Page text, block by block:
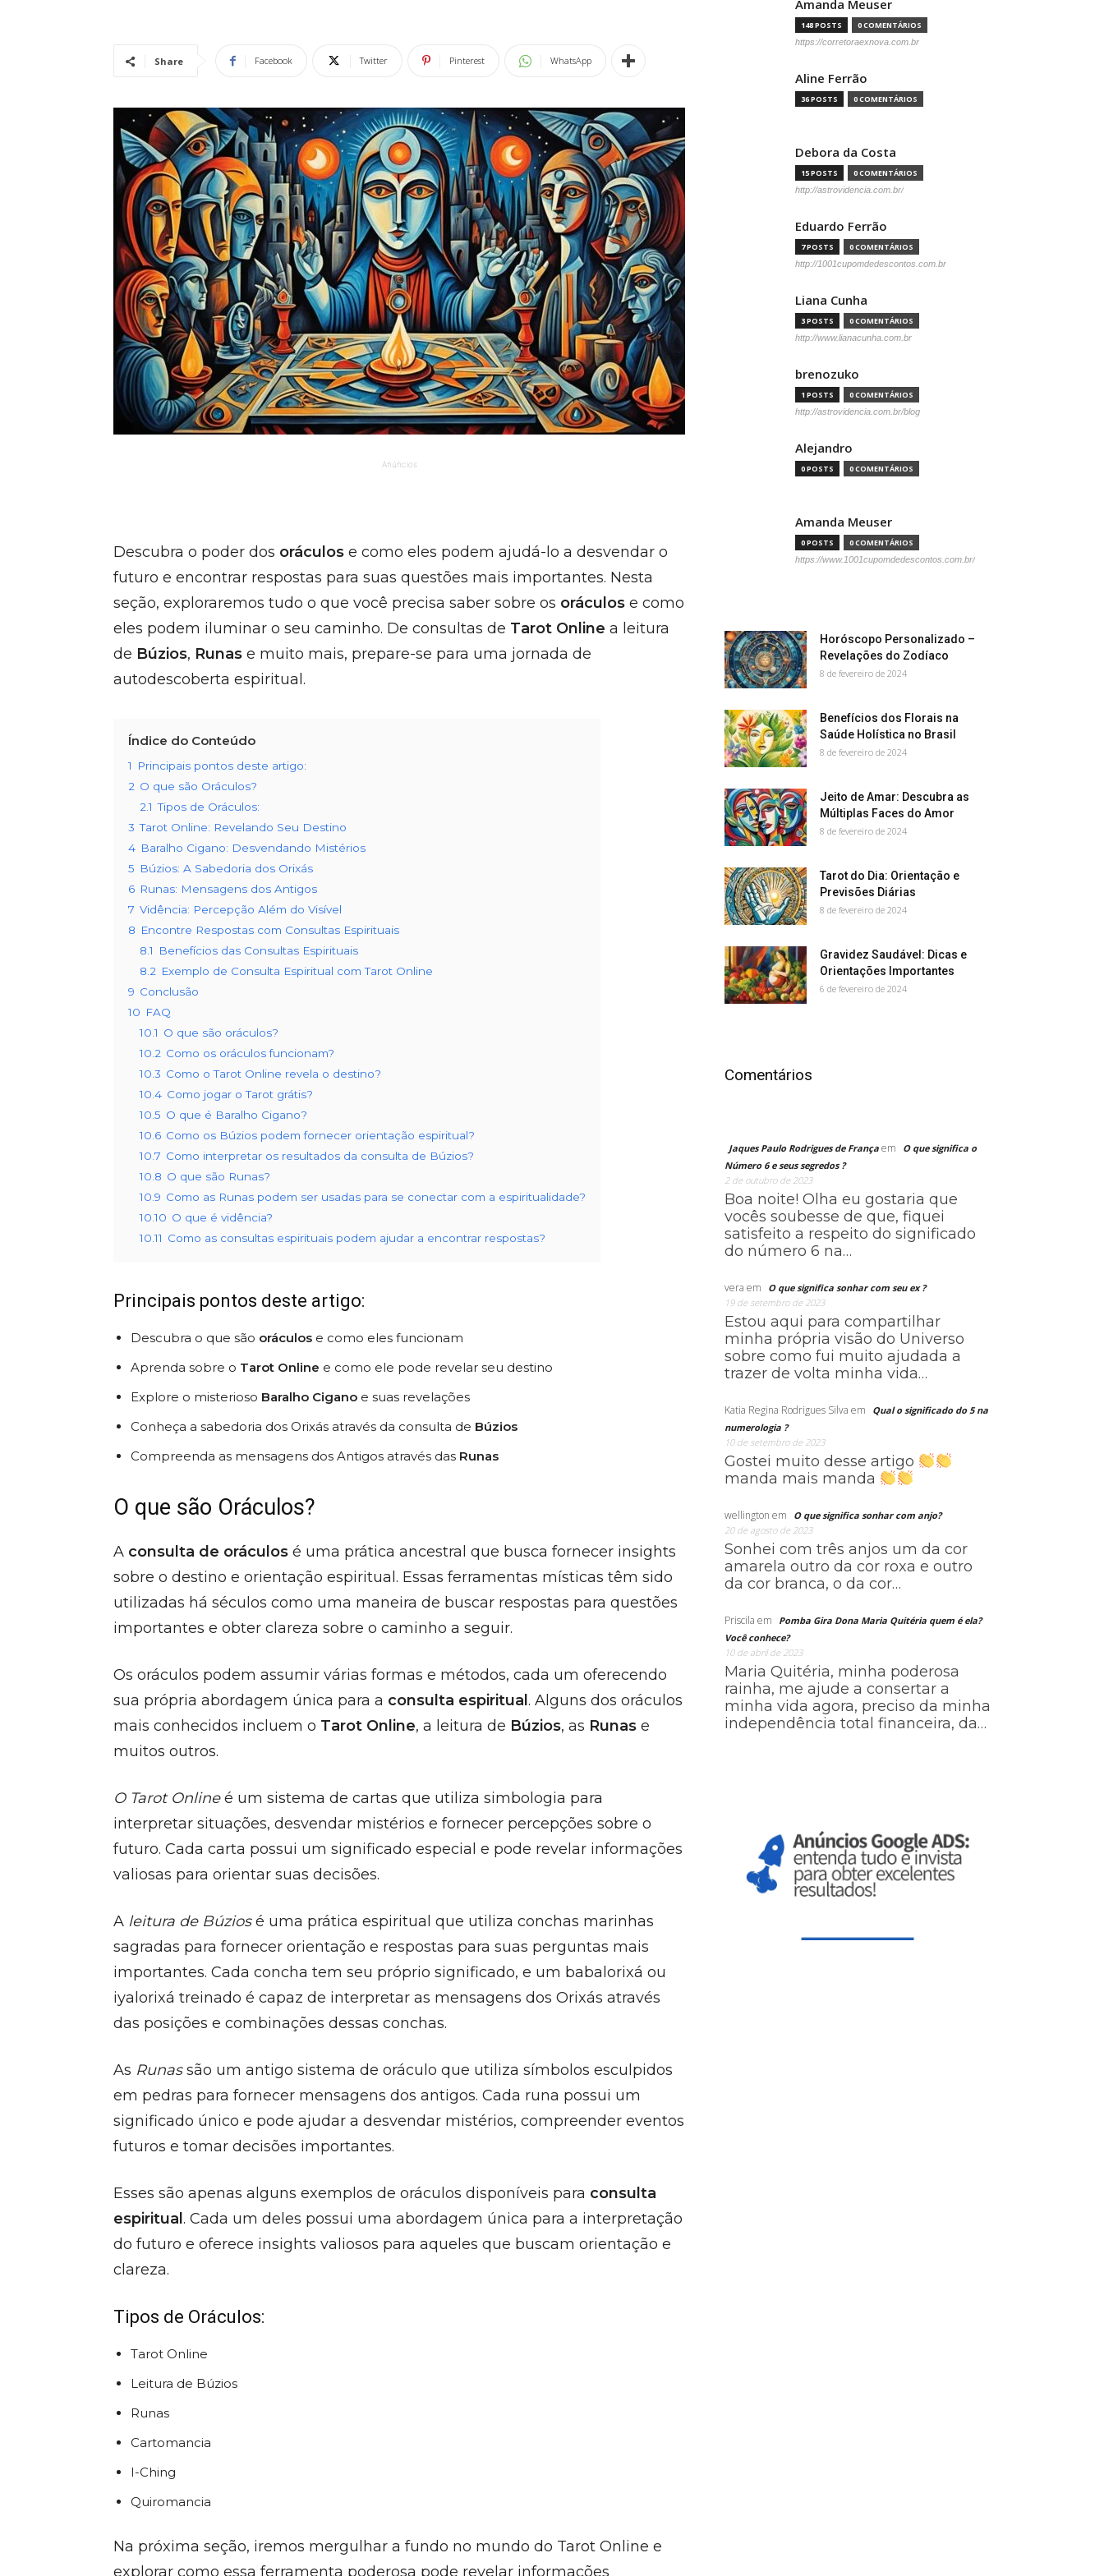
Share Facebook Twitter Pinterest WhatsApp
Anúncios
Descubra o poder dos oráculos e como eles podem ajudá-lo a desvendar o
futuro e encontrar respostas para suas questões mais importantes. Nesta
seção, exploraremos tudo o que você precisa saber sobre os oráculos e como
eles podem iluminar o seu caminho. De consultas de Tarot Online a leitura
de Búzios, Runas e muito mais, prepare-se para uma jornada de
autodescoberta espiritual.
Índice do Conteúdo
1
Principais pontos deste artigo:
2 O que são Oráculos?
2.1 Tipos de Oráculos:
3 Tarot Online: Revelando Seu Destino
4 Baralho Cigano: Desvendando Mistérios
5 Búzios: A Sabedoria dos Orixás
6 Runas: Mensagens dos Antigos
7 Vidência: Percepção Além do Visível
8 Encontre Respostas com Consultas Espirituais
8.1
Benefícios das Consultas Espirituais
8.2 Exemplo de Consulta Espiritual com Tarot Online
9 Conclusão
10 FAQ
10.1 O que são oráculos?
10.2 Como os oráculos funcionam?
10.3 Como o Tarot Online revela o destino?
10.4 Como jogar o Tarot grátis?
10.5 O que é Baralho Cigano?
10.6 Como os Búzios podem fornecer orientação espiritual?
10.7 Como interpretar os resultados da consulta de Búzios?
10.8 O que são Runas?
10.9 Como as Runas podem ser usadas para se conectar com a espiritualidade?
10.10 O que é vidência?
10.11 Como as consultas espirituais podem ajudar a encontrar respostas?
Principais pontos deste artigo:
Descubra o que são oráculos e como eles funcionam
Aprenda sobre o Tarot Online e como ele pode revelar seu destino
Explore o misterioso Baralho Cigano e suas revelações
Conheça a sabedoria dos Orixás através da consulta de Búzios
Compreenda as mensagens dos Antigos através das Runas
O que são Oráculos?
A consulta de oráculos é uma prática ancestral que busca fornecer insights
sobre o destino e orientação espiritual. Essas ferramentas místicas têm sido
utilizadas há séculos como uma maneira de buscar respostas para questões
importantes e obter clareza sobre o caminho a seguir.
Os oráculos podem assumir várias formas e métodos, cada um oferecendo
sua própria abordagem única para a consulta espiritual . Alguns dos oráculos
mais conhecidos incluem o Tarot Online, a leitura de Búzios, as Runas e
muitos outros.
O Tarot Onlineé um sistema de cartas que utiliza simbologia para
interpretar situações, desvendar mistérios e fornecer percepções sobre o
futuro. Cada carta possui um significado especial e pode revelar informações
valiosas para orientar suas decisões.
A leitura de Búziosé uma prática espiritual que utiliza conchas marinhas
sagradas para fornecer orientação e respostas para suas perguntas mais
importantes. Cada concha tem seu próprio significado, e um babalorixá ou
iyalorixá treinado é capaz de interpretar as mensagens dos Orixás através
das posições e combinações dessas conchas.
As Runassão um antigo sistema de oráculo que utiliza símbolos esculpidos
em pedras para fornecer mensagens dos antigos. Cada runa possui um
significado único e pode ajudar a desvendar mistérios, compreender eventos
futuros e tomar decisões importantes.
Esses são apenas alguns exemplos de oráculos disponíveis para consulta
espiritual . Cada um deles possui uma abordagem única para a interpretação
do futuro e oferece insights valiosos para aqueles que buscam orientação e
clareza.
Tipos de Oráculos:
Tarot Online
Leitura de Búzios
Runas
Cartomancia
I-Ching
Quiromancia
Na próxima seção, iremos mergulhar a fundo no mundo do Tarot Online e
explorar como essa ferramenta poderosa pode revelar informações
Amanda Meuser
148 POSTS 0 COMENTÁRIOS
https://corretoraexnova.com.br
Aline Ferrão
36 POSTS 0 COMENTÁRIOS
Debora da Costa
15 POSTS 0 COMENTÁRIOS
http://astrovidencia.com.br/
Eduardo Ferrão
7 POSTS 0 COMENTÁRIOS
http://1001cupomdedescontos.com.br
Liana Cunha
3 POSTS 0 COMENTÁRIOS
http://www.lianacunha.com.br
brenozuko
1 POSTS 0 COMENTÁRIOS
http://astrovidencia.com.br/blog
Alejandro
0 POSTS 0 COMENTÁRIOS
Amanda Meuser
0 POSTS 0 COMENTÁRIOS
https://www.1001cupomdedescontos.com.br/
Horóscopo Personalizado –
Revelações do Zodíaco
8 de fevereiro de 2024
Benefícios dos Florais na
Saúde Holística no Brasil
8 de fevereiro de 2024
Jeito de Amar: Descubra as
Múltiplas Faces do Amor
8 de fevereiro de 2024
Tarot do Dia: Orientação e
Previsões Diárias
8 de fevereiro de 2024
Gravidez Saudável: Dicas e
Orientações Importantes
6 de fevereiro de 2024
Comentários
Jaques Paulo Rodrigues de França em
O que significa o
Número 6 e seus segredos ?
2 de outubro de 2023
Boa noite! Olha eu gostaria que
vocês soubesse de que, fiquei
satisfeito a respeito do significado
do número 6 na…
vera em
O que significa sonhar com seu ex ?
19 de setembro de 2023
Estou aqui para compartilhar
minha própria visão do Universo
sobre como fui muito ajudada a
trazer de volta minha vida…
Katia Regina Rodrigues Silva em
Qual o significado do 5 na
numerologia ?
10 de setembro de 2023
Gostei muito desse artigo
manda mais manda
wellington em
O que significa sonhar com anjo?
20 de agosto de 2023
Sonhei com três anjos um da cor
amarela outro da cor roxa e outro
da cor branca, o da cor…
Priscila em
Pomba Gira Dona Maria Quitéria quem é ela?
Você conhece?
10 de abril de 2023
Maria Quitéria, minha poderosa
rainha, me ajude a consertar a
minha vida agora, preciso da minha
independência total financeira, da…